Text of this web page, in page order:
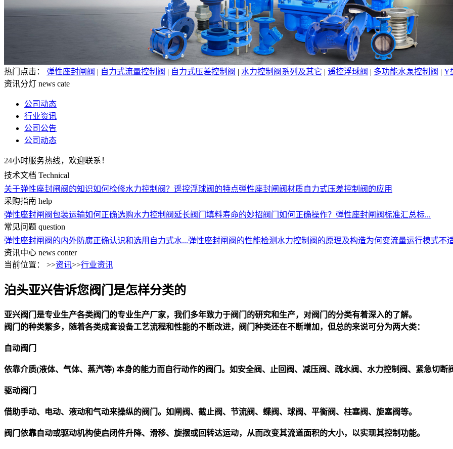
热门点击： 弹性座封闸阀 | 自力式流量控制阀 | 自力式压差控制阀 | 水力控制阀系列及其它 | 遥控浮球阀 | 多功能水泵控制阀 | Y
资讯分灯 news cate
公司动态
行业资讯
公司公告
公司动态
24小时服务热线，欢迎联系！
技术文档 Technical
关于弹性座封闸阀的知识如何检修水力控制阀？ 遥控浮球阀的特点弹性座封闸阀材质自力式压差控制阀的应用
采购指南 help
弹性座封闸阀包装运输如何正确选购水力控制阀 延长阀门填料寿命的妙招阀门如何正确操作？ 弹性座封闸阀标准汇总标...
常见问题 question
弹性座封闸阀的内外防腐正确认识和选用自力式水...弹性座封闸阀的性能检测 水力控制阀的原理及构造为何变流量运行模式不
资讯中心 news conter
当前位置： >>资讯>>行业资讯
泊头亚兴告诉您阀门是怎样分类的
亚兴阀门 是专业生产各类阀门 的专业生产厂家，我们多年致力于阀门 的研究和生产，对阀门 的分类有着深入的了解。
阀门 的种类繁多，随着各类成套设备工艺流程和性能的不断改进， 阀门 种类还在不断增加，但总的来说可分为两大类：
自动阀门
依靠介质(液体、气体、蒸汽等) 本身的能力而自行动作的阀门 。如安全阀、止回阀、减压阀、疏水阀、水力控制阀、紧急切断
驱动阀门
借助手动、电动、液动和气动来操纵的阀门 。如闸阀、截止阀、节流阀、蝶阀、球阀、平衡阀、柱塞阀、旋塞阀等。
阀门 依靠自动或驱动机构使启闭件升降、滑移、旋摆或回转达运动，从而改变其流道面积的大小，以实现其控制功能。